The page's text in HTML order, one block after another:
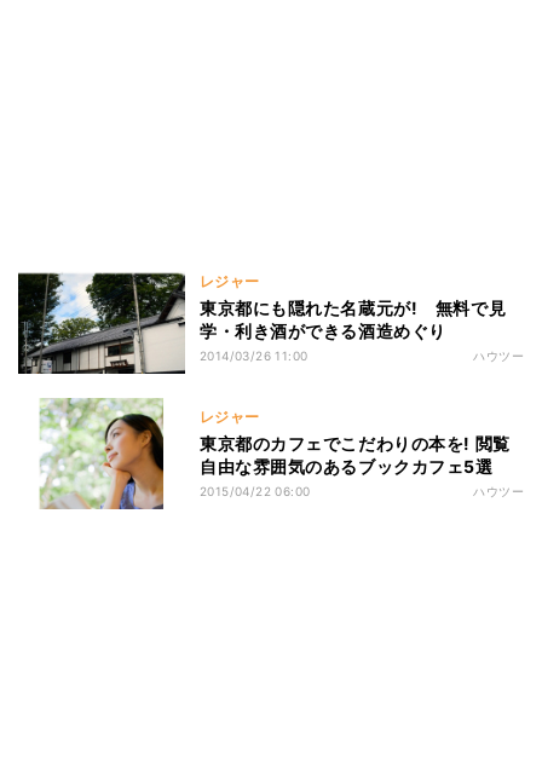
レジャー
東京都にも隠れた名蔵元が! 無料で見
学・利き酒ができる酒造めぐり
2014/03/26 11:00 ハウツー
レジャー
東京都のカフェでこだわりの本を! 閲覧
自由な雰囲気のあるブックカフェ5選
2015/04/22 06:00 ハウツー